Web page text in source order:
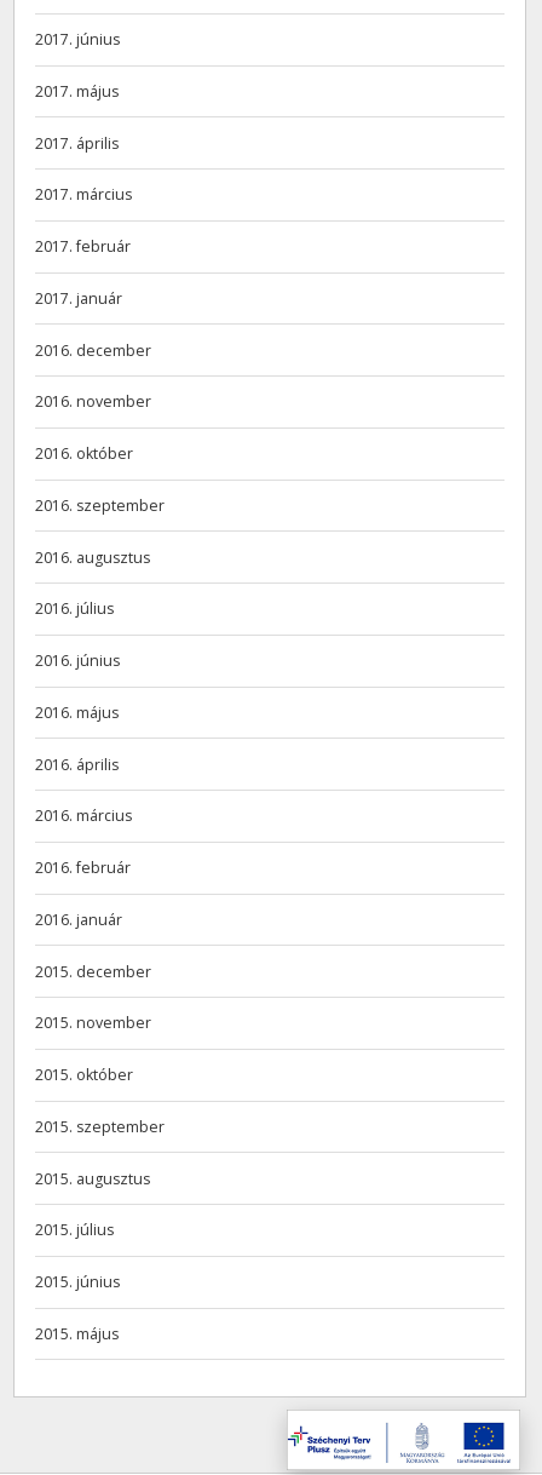
2017. június
2017. május
2017. április
2017. március
2017. február
2017. január
2016. december
2016. november
2016. október
2016. szeptember
2016. augusztus
2016. július
2016. június
2016. május
2016. április
2016. március
2016. február
2016. január
2015. december
2015. november
2015. október
2015. szeptember
2015. augusztus
2015. július
2015. június
2015. május